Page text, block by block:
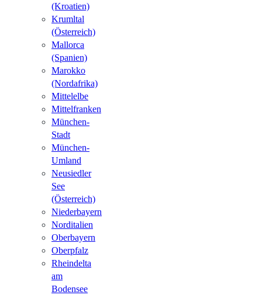
(Kroatien)
Krumltal
(Österreich)
Mallorca
(Spanien)
Marokko
(Nordafrika)
Mittelelbe
Mittelfranken
München-
Stadt
München-
Umland
Neusiedler
See
(Österreich)
Niederbayern
Norditalien
Oberbayern
Oberpfalz
Rheindelta
am
Bodensee